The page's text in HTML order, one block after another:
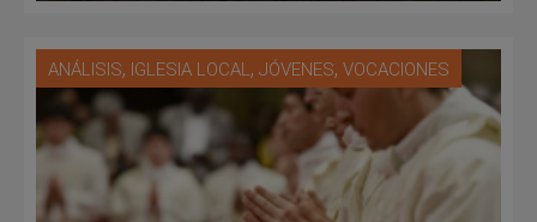
ANÁLISIS, IGLESIA LOCAL, JÓVENES, VOCACIONES